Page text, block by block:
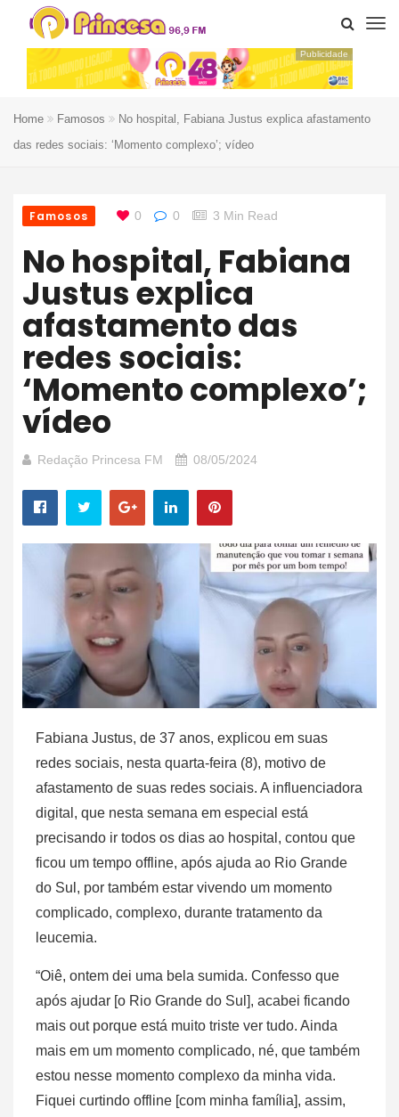
Publicidade
Home Famosos
No hospital, Fabiana Justus explica afastamento
das redes sociais: ‘Momento complexo’; vídeo
Famosos 0 0 3 Min Read
No hospital, Fabiana
Justus explica
afastamento das
redes sociais:
‘Momento complexo’;
vídeo
Redação Princesa FM 08/05/2024
Fabiana Justus, de 37 anos, explicou em suas
redes sociais, nesta quarta-feira (8), motivo de
afastamento de suas redes sociais. A influenciadora
digital, que nesta semana em especial está
precisando ir todos os dias ao hospital, contou que
ficou um tempo offline, após ajuda ao Rio Grande
do Sul, por também estar vivendo um momento
complicado, complexo, durante tratamento da
leucemia.
“Oiê, ontem dei uma bela sumida. Confesso que
após ajudar [o Rio Grande do Sul], acabei ficando
mais out porque está muito triste ver tudo. Ainda
mais em um momento complicado, né, que também
estou nesse momento complexo da minha vida.
Fiquei curtindo offline [com minha família], assim,